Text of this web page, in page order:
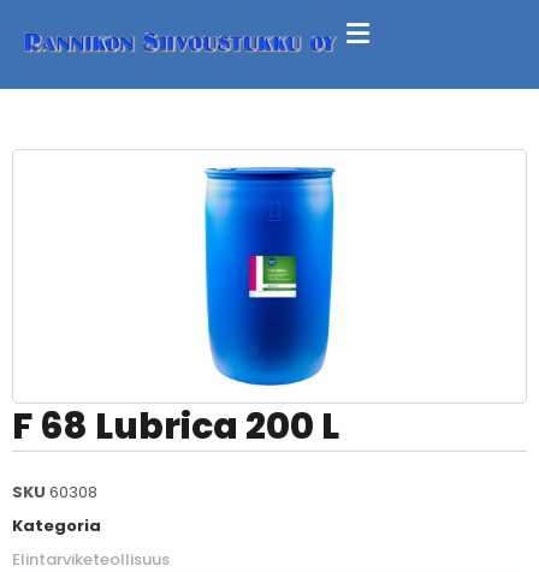
F 68 Lubrica 200 L
SKU 60308
Kategoria
Elintarviketeollisuus